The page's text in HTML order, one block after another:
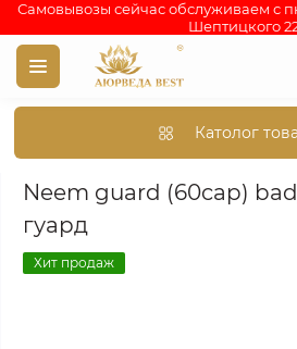
Самовывозы сейчас обслуживаем с
Шептицкого
Католог
Аюрведа каталог индийских
Neem guard (60cap)
гуард
Хит продаж